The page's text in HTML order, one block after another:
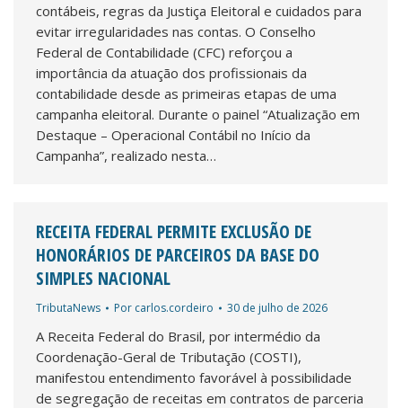
contábeis, regras da Justiça Eleitoral e cuidados para
evitar irregularidades nas contas. O Conselho
Federal de Contabilidade (CFC) reforçou a
importância da atuação dos profissionais da
contabilidade desde as primeiras etapas de uma
campanha eleitoral. Durante o painel “Atualização em
Destaque – Operacional Contábil no Início da
Campanha”, realizado nesta…
RECEITA FEDERAL PERMITE EXCLUSÃO DE
HONORÁRIOS DE PARCEIROS DA BASE DO
SIMPLES NACIONAL
TributaNews Por carlos.cordeiro 30 de julho de 2026
A Receita Federal do Brasil, por intermédio da
Coordenação-Geral de Tributação (COSTI),
manifestou entendimento favorável à possibilidade
de segregação de receitas em contratos de parceria